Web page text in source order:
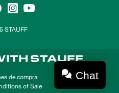
STAUFF
de compra
of Sale
Chat